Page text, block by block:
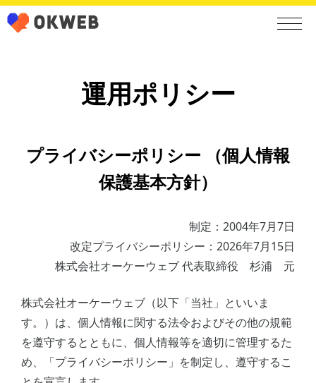
運用ポリシー
プライバシーポリシー （個人情報
保護基本方針）
制定：2004年7月7日
改定プライバシーポリシー：2026年7月15日
株式会社オーケーウェブ 代表取締役 杉浦 元
株式会社オーケーウェブ（以下「当社」といいま
す。）は、個人情報に関する法令およびその他の規範
を遵守するとともに、個人情報等を適切に管理するた
め、「プライバシーポリシー」を制定し、遵守するこ